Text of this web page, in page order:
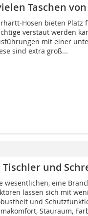
Taschen
Hosen bieten Platz
verstaut werden
mit einer
sind extra groß...
und
wesentlichen, eine
lassen sich mit
und
Stauraum,